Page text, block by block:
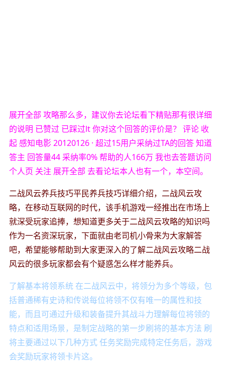
展开全部 攻略那么多，建议你去论坛看下精贴那有很详细
的说明 已赞过 已踩过lt 你对这个回答的评价是？ 评论 收
起 感知电影 20120126 · 超过15用户采纳过TA的回答 知道
答主 回答量44 采纳率0% 帮助的人166万 我也去答题访问
个人页 关注 展开全部 去看论坛本人也有一个，本空间。
二战风云养兵技巧平民养兵技巧详细介绍，二战风云攻
略，在移动互联网的时代，该手机游戏一经推出在市场上
就深受玩家追捧，想知道更多关于二战风云攻略的知识吗
作为一名资深玩家，下面就由老司机小骨来为大家解答
吧，希望能够帮助到大家更深入的了解二战风云攻略二战
风云的很多玩家都会有个疑惑怎么样才能养兵。
了解基本将领系统 在二战风云中，将领分为多个等级，包
括普通稀有史诗和传说每位将领不仅有唯一的属性和技
能，而且可通过升级和装备提升其战斗力理解每位将领的
特点和适用场景，是制定战略的第一步刷将的基本方法 刷
将主要通过以下几种方式 任务奖励完成特定任务后，游戏
会奖励玩家将领卡片这。